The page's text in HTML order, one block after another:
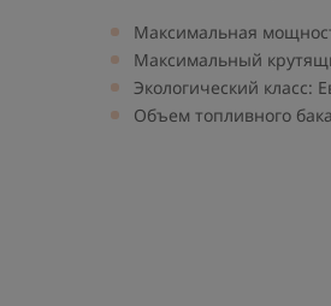
Максимальная
Максимальный
Экологический класс:
Объем топливного